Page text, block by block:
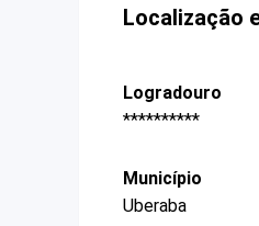
Localização
Logradouro
**********
Município
Uberaba